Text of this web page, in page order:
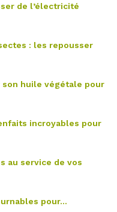
de l’électricité
: les repousser
huile végétale pour
incroyables pour
au service de vos
pour…